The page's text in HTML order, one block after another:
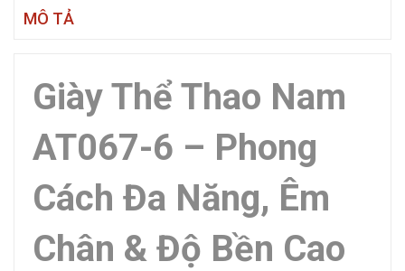
MÔ TẢ
Giày Thể Thao Nam
AT067-6 – Phong
Cách Đa Năng, Êm
Chân & Độ Bền Cao